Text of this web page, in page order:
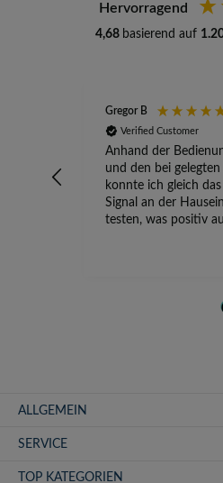
Hervorragend
4,68 basierend auf
Gregor B
Verified Customer
Anhand der
und den bei
konnte ich gleich
Signal an der
testen, was positiv
der Ungewissheit ist
ALLGEMEIN
SERVICE
TOP KATEGORIEN